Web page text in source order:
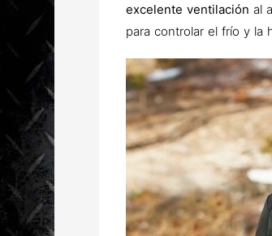
excelente ventilación al
para controlar el frío y la